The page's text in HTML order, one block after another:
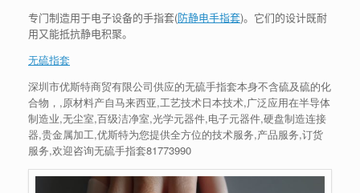
专门制造用于电子设备的手指套(防静电手指套)。它们的设计既耐
用又能抵抗静电积聚。
无硫指套
深圳市优斯特商贸有限公司供应的无硫手指套本身不含硫及硫的化
合物，,原材料产自马来西亚,工艺技术日本技术,广泛应用在半导体
制造业,无尘室,百级洁净室,光学元器件,电子元器件,硬盘制造连接
器,贵金属加工,优斯特为您提供全方位的技术服务,产品服务,订货
服务,欢迎咨询无硫手指套81773990